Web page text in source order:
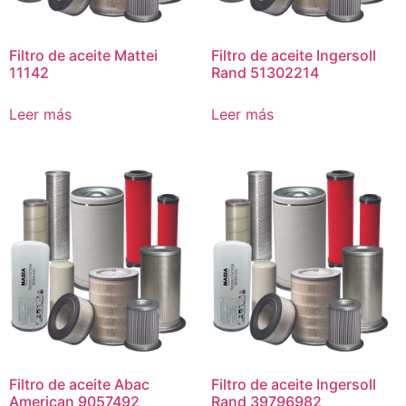
Filtro de aceite Mattei
11142
Leer más
Filtro de aceite Ingersoll
Rand 51302214
Leer más
Filtro de aceite Abac
American 9057492
Filtro de aceite Ingersoll
Rand 39796982